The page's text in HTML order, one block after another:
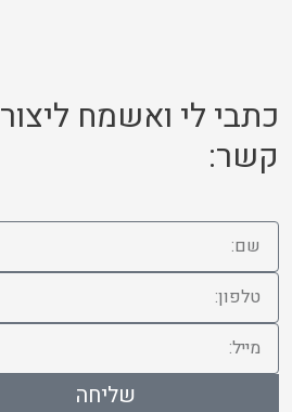
כתבי לי ואשמח ליצור
קשר:
שליחה